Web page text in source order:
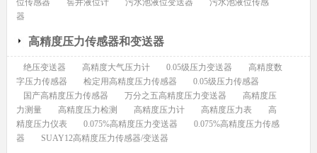
位传感器
窖井液位计 污水池液位变送器
污水池液位传感
器
高精度压力传感器和变送器
绝压变送器 高精度大气压力计 0.05级压力变送器
高精度数
字压力传感器
检定用高精度压力传感器
0.05级压力传感器
国产高精度压力传感器
万分之五高精度压力变送器
高精度压
力测量
高精度压力检测 高精度压力计 高精度压力表
高
精度压力仪表
0.075%高精度压力变送器
0.075%高精度压力传感
器
SUAY12高精度压力传感器/变送器